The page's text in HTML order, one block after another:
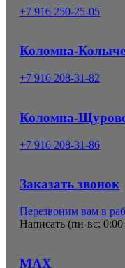
+7 916 250-25-05
Коломна-
+7 916 208-31-82
Коломна-
+7 916 208-31-86
Заказать звонок
Перезвоним вам в
Написать (пн-вс:
MAX